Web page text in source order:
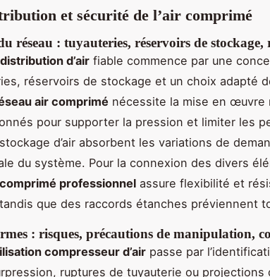
et sécurité de l’air comprimé
réseau : tuyauteries, réservoirs de stockage,
d’air fiable commence par une
réservoirs de stockage et un choix adapté
air comprimé nécessite la mise en œuvre
pour supporter la pression et limiter les
d’air absorbent les variations de
du système. Pour la connexion des divers
professionnel assure flexibilité et
tandis que des raccords étanches préviennent
: risques, précautions de manipulation,
compresseur d’air passe par
ruptures de tuyauterie ou projections